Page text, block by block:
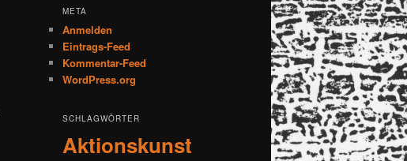
META
Anmelden
Eintrags-Feed
Kommentar-Feed
WordPress.org
SCHLAGWÖRTER
Aktionskunst